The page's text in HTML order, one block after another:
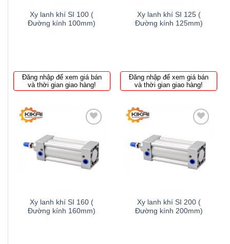
Xy lanh khí SI 100 (
Đường kính 100mm)
Đăng nhập để xem giá bán
và thời gian giao hàng!
Xy lanh khí SI 125 (
Đường kính 125mm)
Đăng nhập để xem giá bán
và thời gian giao hàng!
wishlist
Xy lanh khí SI 160 (
Đường kính 160mm)
wishlist
Xy lanh khí SI 200 (
Đường kính 200mm)